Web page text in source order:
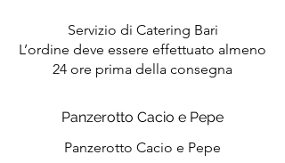
Servizio di Catering Bari
L’ordine deve essere effettuato almeno
24 ore prima della consegna
Panzerotto Cacio e Pepe
Panzerotto Cacio e Pepe